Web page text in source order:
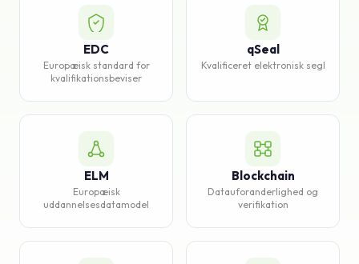
SupportEDC
Europæisk standard for
kvalifikationsbeviser
qSeal
Kvalificeret elektronisk segl
ELM
Europæisk
uddannelsesdatamodel
Blockchain
Datauforanderlighed og
verifikation